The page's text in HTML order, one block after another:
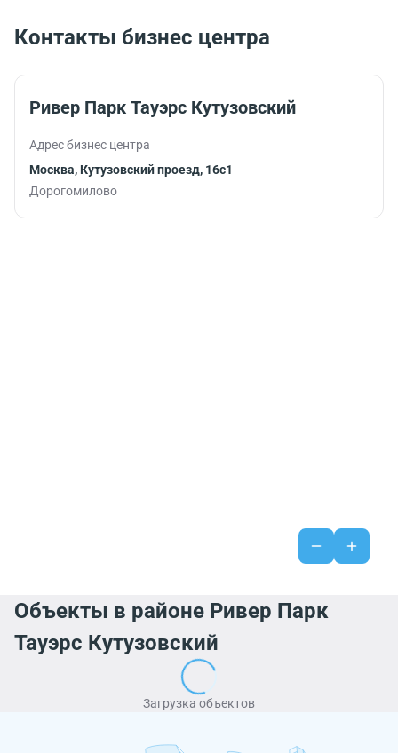
комфортной
Контакты бизнес центра
Ривер Парк Тауэрс Кутузовский
Адрес бизнес центра
Москва, Кутузовский проезд, 16с1
Дорогомилово
Объекты в районе Ривер Парк
Тауэрс Кутузовский
Загрузка объектов